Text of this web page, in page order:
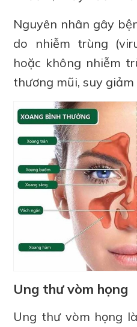
Nguyên nhân gây
do nhiễm trùng
hoặc không nhiễm
thương mũi, suy
Ung thư vòm họng
Ung thư vòm họng